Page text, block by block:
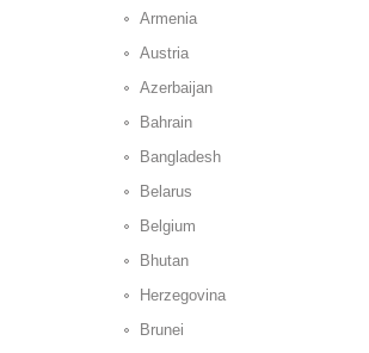
Armenia
Austria
Azerbaijan
Bahrain
Bangladesh
Belarus
Belgium
Bhutan
Herzegovina
Brunei